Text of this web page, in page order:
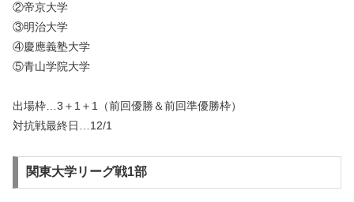
②帝京大学
③明治大学
④慶應義塾大学
⑤青山学院大学
出場枠…3＋1＋1（前回優勝＆前回準優勝枠）
対抗戦最終日…12/1
関東大学リーグ戦1部